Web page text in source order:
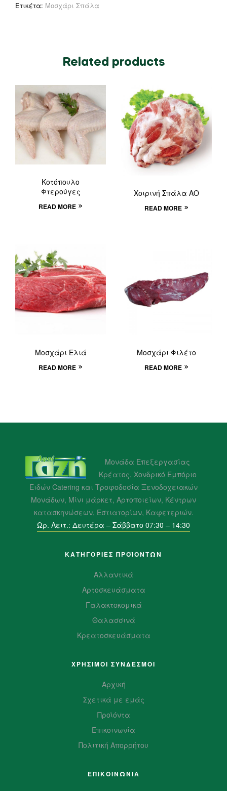
Ετικέτα: Μοσχάρι Σπάλα
Related products
Κοτόπουλο
Φτερούγες
READ MORE
Χοιρινή Σπάλα ΑΟ
READ MORE
Μοσχάρι Ελιά
READ MORE
Μοσχάρι Φιλέτο
READ MORE
Μονάδα Επεξεργασίας
Κρέατος, Χονδρικό Εμπόριο
Ειδών Catering και Τροφοδοσία Ξενοδοχειακών
Μονάδων, Μίνι μάρκετ, Αρτοποιείων, Κέντρων
κατασκηνώσεων, Εστιατορίων, Καφετεριών.
Ωρ. Λειτ.: Δευτέρα – Σάββατο 07:30 – 14:30
ΚΑΤΗΓΟΡΙΕΣ ΠΡΟΪΌΝΤΩΝ
Αλλαντικά
Αρτοσκευάσματα
Γαλακτοκομικά
Θαλασσινά
Κρεατοσκευάσματα
ΧΡΗΣΙΜΟΙ ΣΥΝΔΕΣΜΟΙ
Αρχική
Σχετικά με εμάς
Προϊόντα
Επικοινωνία
Πολιτική Απορρήτου
ΕΠΙΚΟΙΝΩΝΙΑ